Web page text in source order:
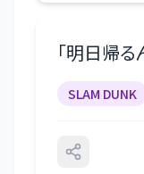
「明日帰る
SLAM DUNK